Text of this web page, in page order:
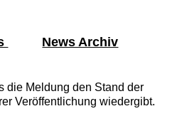
News Archiv
die Meldung den Stand der
Veröffentlichung wiedergibt.